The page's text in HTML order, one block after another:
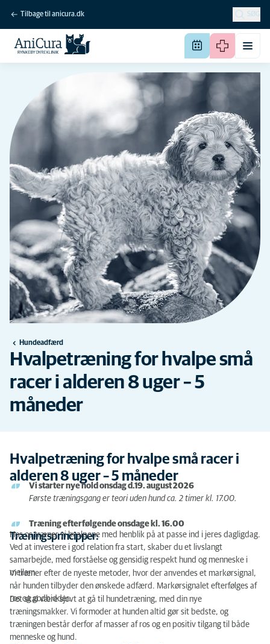
Tilbage til anicura.dk SØG
Hundeadfærd
Hvalpetræning for hvalpe små
racer i alderen 8 uger – 5
måneder
Hvalpetræning for hvalpe små racer i
alderen 8 uger – 5 måneder
Vi starter nye hold onsdag d.19. august 2026
Første træningsgang er teori uden hund ca. 2 timer kl. 17.00.
Træning efterfølgende onsdage kl. 16.00
Træningsprincipper:
Hos os træner vi hvalpene med henblik på at passe ind i jeres dagligdag.
Ved at investere i god relation fra start, skaber du et livslangt
samarbejde, med forståelse og gensidig respekt hund og menneske i
mellem.
Vi træner efter de nyeste metoder, hvor der anvendes et markørsignal,
når hunden tilbyder den ønskede adfærd. Markørsignalet efterfølges af
ros og godbidder.
Det skal være sjovt at gå til hundetræning, med din nye
træningsmakker. Vi formoder at hunden altid gør sit bedste, og
træningen består derfor af masser af ros og en positiv tilgang til både
menneske og hund.